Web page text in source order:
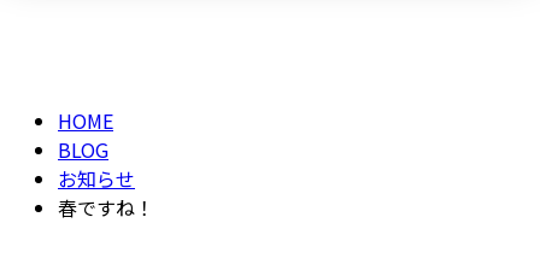
HOME
BLOG
お知らせ
春ですね！